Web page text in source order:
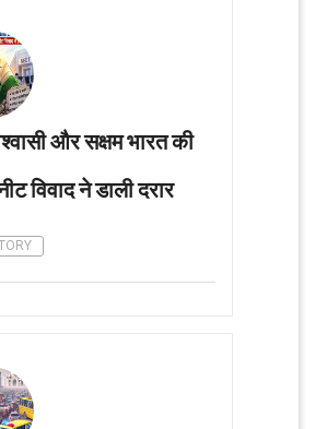
और सक्षम भारत की
विवाद ने डाली दरार